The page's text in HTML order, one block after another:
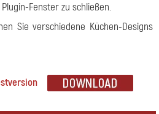
Fenster zu schließen.
Sie verschiedene Küchen-Designs